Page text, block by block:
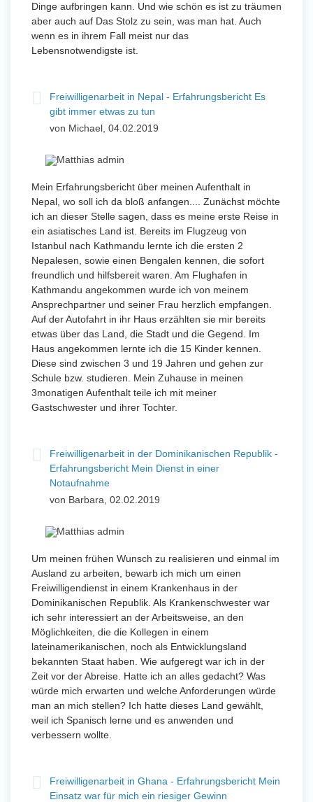
Dinge aufbringen kann. Und wie schön es ist zu träumen
aber auch auf Das Stolz zu sein, was man hat. Auch
wenn es in ihrem Fall meist nur das
Lebensnotwendigste ist.
Freiwilligenarbeit in Nepal - Erfahrungsbericht Es
gibt immer etwas zu tun
von Michael, 04.02.2019
Mein Erfahrungsbericht über meinen Aufenthalt in
Nepal, wo soll ich da bloß anfangen.... Zunächst möchte
ich an dieser Stelle sagen, dass es meine erste Reise in
ein asiatisches Land ist. Bereits im Flugzeug von
Istanbul nach Kathmandu lernte ich die ersten 2
Nepalesen, sowie einen Bengalen kennen, die sofort
freundlich und hilfsbereit waren. Am Flughafen in
Kathmandu angekommen wurde ich von meinem
Ansprechpartner und seiner Frau herzlich empfangen.
Auf der Autofahrt in ihr Haus erzählten sie mir bereits
etwas über das Land, die Stadt und die Gegend. Im
Haus angekommen lernte ich die 15 Kinder kennen.
Diese sind zwischen 3 und 19 Jahren und gehen zur
Schule bzw. studieren. Mein Zuhause in meinen
3monatigen Aufenthalt teile ich mit meiner
Gastschwester und ihrer Tochter.
Freiwilligenarbeit in der Dominikanischen Republik -
Erfahrungsbericht Mein Dienst in einer
Notaufnahme
von Barbara, 02.02.2019
Um meinen frühen Wunsch zu realisieren und einmal im
Ausland zu arbeiten, bewarb ich mich um einen
Freiwilligendienst in einem Krankenhaus in der
Dominikanischen Republik. Als Krankenschwester war
ich sehr interessiert an der Arbeitsweise, an den
Möglichkeiten, die die Kollegen in einem
lateinamerikanischen, noch als Entwicklungsland
bekannten Staat haben. Wie aufgeregt war ich in der
Zeit vor der Abreise. Hatte ich an alles gedacht? Was
würde mich erwarten und welche Anforderungen würde
man an mich stellen? Ich hatte dieses Land gewählt,
weil ich Spanisch lerne und es anwenden und
verbessern wollte.
Freiwilligenarbeit in Ghana - Erfahrungsbericht Mein
Einsatz war für mich ein riesiger Gewinn